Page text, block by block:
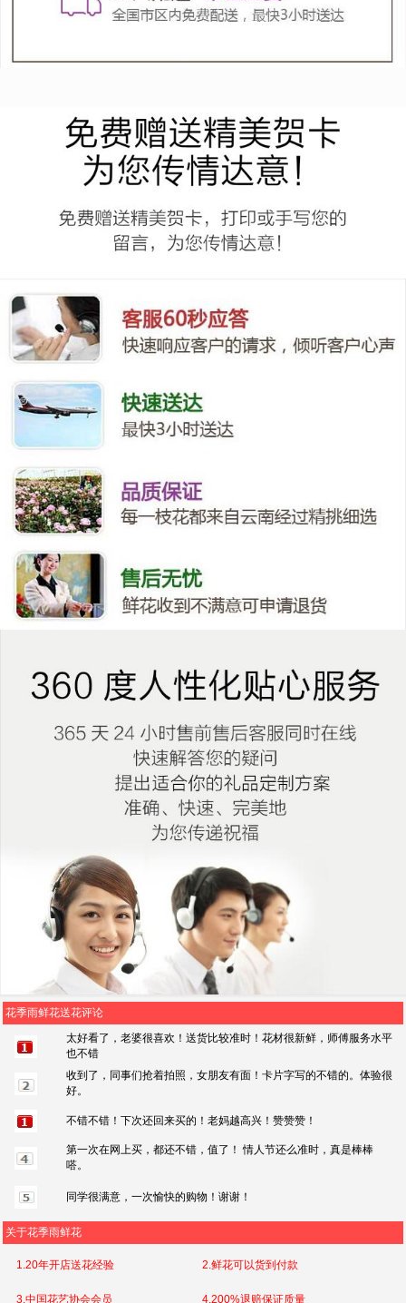
花季雨鲜花送花评论
太好看了，老婆很喜欢！送货比较准时！花材很新鲜，师傅服务水平
也不错
收到了，同事们抢着拍照，女朋友有面！卡片字写的不错的。体验很
好。
不错不错！下次还回来买的！老妈越高兴！赞赞赞！
第一次在网上买，都还不错，值了！ 情人节还么准时，真是棒棒
嗒。
同学很满意，一次愉快的购物！谢谢！
关于花季雨鲜花
1.20年开店送花经验 2.鲜花可以货到付款
3.中国花艺协会会员 4.200%退赔保证质量